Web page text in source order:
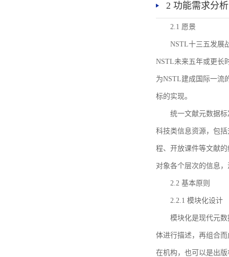
2 功能需求分析
2.1 愿景
NSTL十三五发展
NSTL未来五年或更长
为NSTL建成国际一流
标的实现。
统一文献元数据
科技类信息资源，包
程、开放课件等文献
对象各个层次的信息
2.2 基本原则
2.2.1 模块化设计
模块化是现代元
体进行描述，再组合
在机构，也可以是出